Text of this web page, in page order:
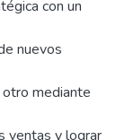
con un
nuevos
mediante
ventas y lograr